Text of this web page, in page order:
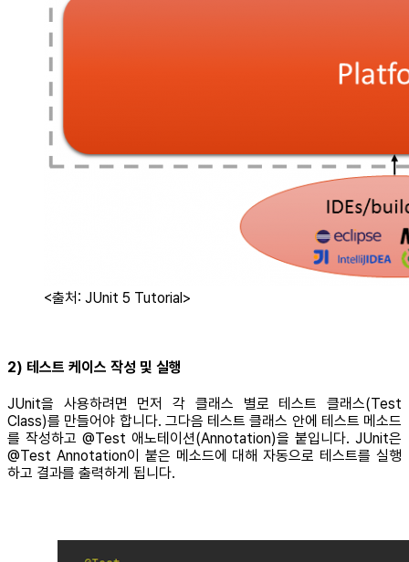
<출처: JUnit 5 Tutorial>
2) 테스트 케이스 작성 및 실행
JUnit을 사용하려면 먼저 각 클래스 별로 테스트 클래스(Test
Class)를 만들어야 합니다. 그다음 테스트 클래스 안에 테스트 메소드
를 작성하고 @Test 애노테이션(Annotation)을 붙입니다. JUnit은
@Test Annotation이 붙은 메소드에 대해 자동으로 테스트를 실행
하고 결과를 출력하게 됩니다.